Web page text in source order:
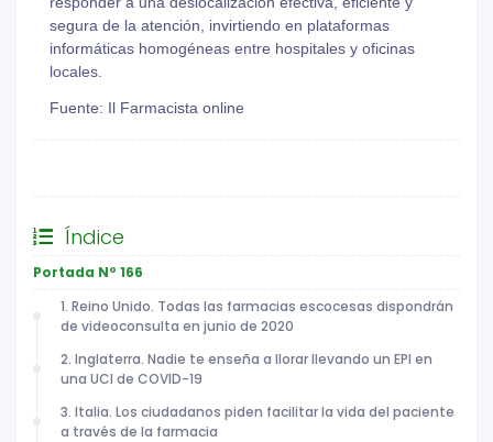
segura de la atención, invirtiendo en plataformas
informáticas homogéneas entre hospitales y oficinas
locales.
Fuente: Il Farmacista online
Índice
Portada Nº 166
1. Reino Unido. Todas las farmacias escocesas dispondrán
de videoconsulta en junio de 2020
2. Inglaterra. Nadie te enseña a llorar llevando un EPI en
una UCI de COVID-19
3. Italia. Los ciudadanos piden facilitar la vida del paciente
a través de la farmacia